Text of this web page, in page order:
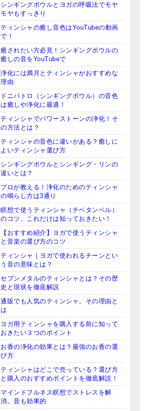
シンギングボウルとヨガの呼吸法でモヤ
モヤもすっきり
ティンシャの癒し音色はYouTubeの動画
で！
癒されたい方必見！シンギングボウルの
癒しの音をYouTubeで
浄化には満月とティンシャがおすすめな
理由
ドニパトロ（シンギングボウル）の音色
は癒しや浄化に最適！
ティンシャでパワーストーンの浄化！そ
の方法とは？
ティンシャの音色に違いがある？癒しに
よいティンシャ選び方
シンギングボウルとシンギング・リンの
違いとは？
プロが教える！浄化のためのティンシャ
の鳴らし方は3通り
瞑想で使うティンシャ（チベタンベル）
のコツ、これだけは知っておきたい！
【おすすめ紹介】ヨガで使うティンシャ
と音楽の選び方のコツ
ティンシャ｜ヨガで使われるチーンとい
う音の意味とは？
セブンメタルのティンシャとは？その歴
史と現状を徹底解説
通販でも人気のティンシャ。その理由と
は
ヨガ用ティンシャを購入する前に知って
おきたい３つのポイント
お香の浄化の効果とは？最強のお香の選
び方
ティンシャはどこで売っている？選び方
と購入のおすすめポイントを徹底解説！
マインドフルネス瞑想でストレスを解
消。音も効果的